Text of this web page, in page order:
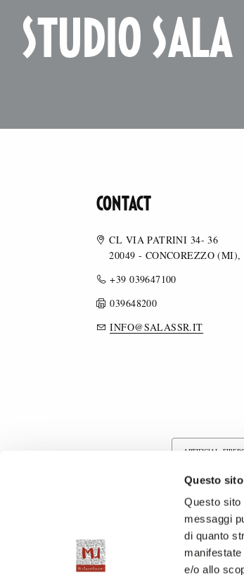
Questo
Questo sito
messaggi
di quanto
manifestate
e/o allo
STUDIO SALA
CONTACT
CL VIA PATRINI 34- 36
20049 - CONCOREZZO
+39 039647100
039648200
INFO@SALASSR.IT
ARTIFICIAL
COTTON/
OTHER FIBERS